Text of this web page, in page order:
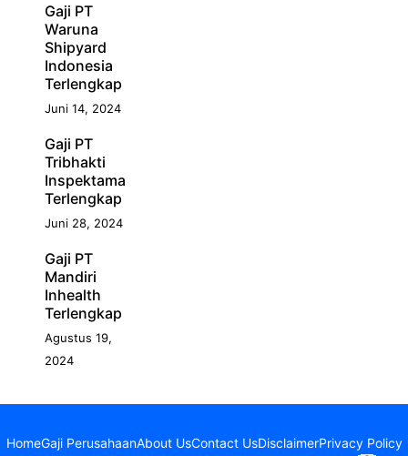
Gaji PT
Waruna
Shipyard
Indonesia
Terlengkap
Juni 14, 2024
Gaji PT
Tribhakti
Inspektama
Terlengkap
Juni 28, 2024
Gaji PT
Mandiri
Inhealth
Terlengkap
Agustus 19,
2024
HomeGaji PerusahaanAbout UsContact UsDisclaimerPrivacy Policy